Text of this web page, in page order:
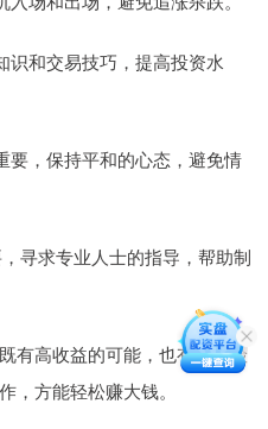
识和交易技巧，提高投资水
要，保持平和的心态，避免情
寻求专业人士的指导，帮助制
有高收益的可能，也有高风险
，方能轻松赚大钱。